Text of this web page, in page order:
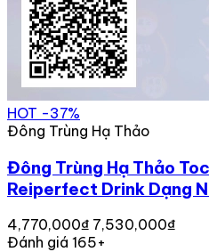
HOT -37%
Đông Trùng Hạ Thảo
Đông Trùng Hạ Thảo
Reiperfect Drink Dạng
4,770,000₫ 7,530,000₫
Đánh giá 165+